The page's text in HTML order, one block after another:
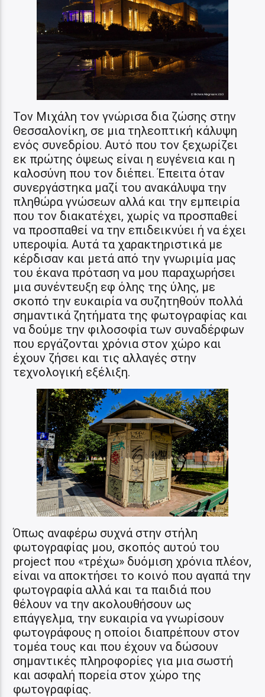
Τον Μιχάλη τον γνώρισα δια ζώσης στην
Θεσσαλονίκη, σε μια τηλεοπτική κάλυψη
ενός συνεδρίου. Αυτό που τον ξεχωρίζει
εκ πρώτης όψεως είναι η ευγένεια και η
καλοσύνη που τον διέπει. Έπειτα όταν
συνεργάστηκα μαζί του ανακάλυψα την
πληθώρα γνώσεων αλλά και την εμπειρία
που τον διακατέχει, χωρίς να προσπαθεί
να προσπαθεί να την επιδεικνύει ή να έχει
υπεροψία. Αυτά τα χαρακτηριστικά με
κέρδισαν και μετά από την γνωριμία μας
του έκανα πρόταση να μου παραχωρήσει
μια συνέντευξη εφ όλης της ύλης, με
σκοπό την ευκαιρία να συζητηθούν πολλά
σημαντικά ζητήματα της φωτογραφίας και
να δούμε την φιλοσοφία των συναδέρφων
που εργάζονται χρόνια στον χώρο και
έχουν ζήσει και τις αλλαγές στην
τεχνολογική εξέλιξη.
Όπως αναφέρω συχνά στην στήλη
φωτογραφίας μου, σκοπός αυτού του
project που «τρέχω» δυόμιση χρόνια πλέον,
είναι να αποκτήσει το κοινό που αγαπά την
φωτογραφία αλλά και τα παιδιά που
θέλουν να την ακολουθήσουν ως
επάγγελμα, την ευκαιρία να γνωρίσουν
φωτογράφους η οποίοι διαπρέπουν στον
τομέα τους και που έχουν να δώσουν
σημαντικές πληροφορίες για μια σωστή
και ασφαλή πορεία στον χώρο της
φωτογραφίας.